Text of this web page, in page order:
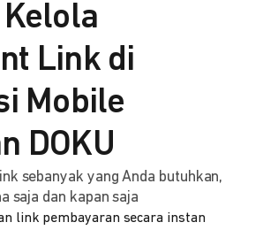
Link di
Mobile
DOKU
sebanyak yang Anda butuhkan,
saja dan kapan saja
link pembayaran secara instan